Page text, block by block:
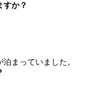
すか？
まっていました。